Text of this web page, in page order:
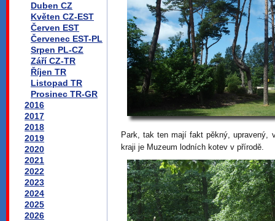
Duben CZ
Květen CZ-EST
Červen EST
Červenec EST-PL
Srpen PL-CZ
Září CZ-TR
Říjen TR
Listopad TR
Prosinec TR-GR
2016
2017
2018
2019
2020
2021
2022
2023
2024
2025
2026
Park, tak ten mají fakt pěkný, upravený,
kraji je Muzeum lodních kotev v přírodě.